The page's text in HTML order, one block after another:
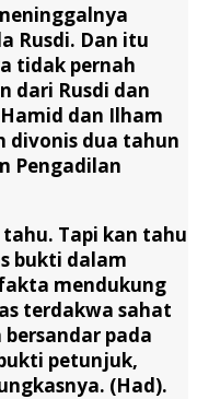
Rusdi. Dan itu
tidak pernah
dari Rusdi dan
dan Ilham
divonis dua tahun
Pengadilan
Tapi kan tahu
bukti dalam
mendukung
terdakwa sahat
pada
petunjuk,
(Had).